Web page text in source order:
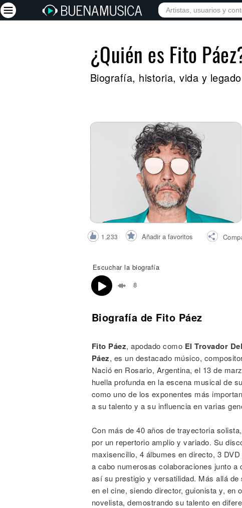
¿Quién es Fito
Biografía, historia, vida y
1,233 Añadir a favoritos
Escuchar la biografía
8
Biografía de Fito Páez
Fito Páez, apodado como El Trovador
Páez, es un destacado músico,
Nació en Rosario, Argentina, el 13 de
huella profunda en la escena musical de
como uno de los exponentes más
a su talento y a su influencia en varias
Con más de 40 años de trayectoria
por un repertorio amplio y variado. Su
maxisencillo, 4 álbumes en directo, 3
a cabo numerosas colaboraciones junto
así su prestigio y versatilidad. Más allá
en el cine, siendo director, guionista y, en
novelista, demostrando su talento en